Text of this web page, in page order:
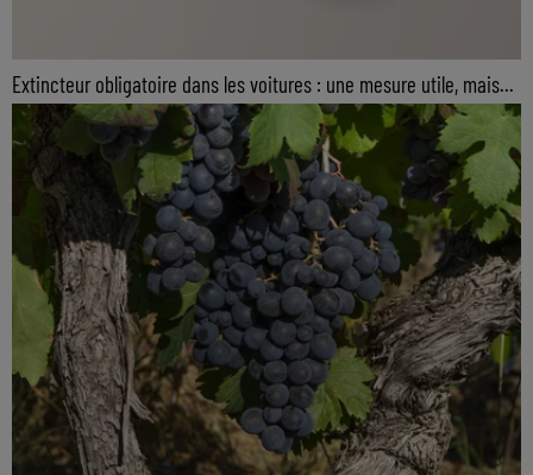
Extincteur obligatoire dans les voitures : une mesure utile, mais...